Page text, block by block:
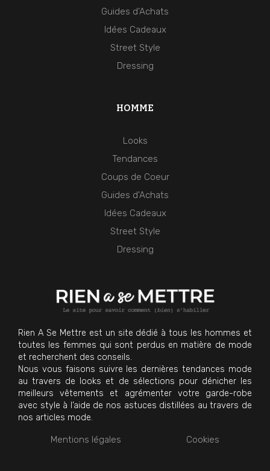
Rien A Se Mettre est un site dédié à tous les hommes et
toutes les femmes qui sont perdus en matière de mode
et recherchent des conseils.
Nous vous faisons suivre les dernières tendances mode
au travers de looks et de sélections pour dénicher les
meilleurs vêtements et agrémenter votre garde-robe
avec style à l’aide de nos astuces distillées au travers de
nos articles mode.
Mentions légales Cookies
HOMME
Looks
Tendances
Coups de Coeur
Guides d'Achats
Idées Cadeaux
Street Style
Dressing
Guides d'Achats
Idées Cadeaux
Street Style
Dressing